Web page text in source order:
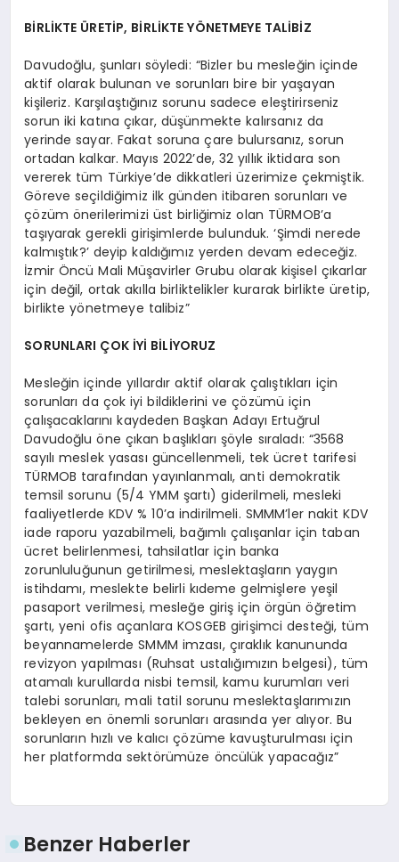
BİRLİKTE ÜRETİP, BİRLİKTE YÖNETMEYE TALİBİZ
Davudoğlu, şunları söyledi: “Bizler bu mesleğin içinde
aktif olarak bulunan ve sorunları bire bir yaşayan
kişileriz. Karşılaştığınız sorunu sadece eleştirirseniz
sorun iki katına çıkar, düşünmekte kalırsanız da
yerinde sayar. Fakat soruna çare bulursanız, sorun
ortadan kalkar. Mayıs 2022’de, 32 yıllık iktidara son
vererek tüm Türkiye’de dikkatleri üzerimize çekmiştik.
Göreve seçildiğimiz ilk günden itibaren sorunları ve
çözüm önerilerimizi üst birliğimiz olan TÜRMOB’a
taşıyarak gerekli girişimlerde bulunduk. ‘Şimdi nerede
kalmıştık?’ deyip kaldığımız yerden devam edeceğiz.
İzmir Öncü Mali Müşavirler Grubu olarak kişisel çıkarlar
için değil, ortak akılla birliktelikler kurarak birlikte üretip,
birlikte yönetmeye talibiz”
SORUNLARI ÇOK İYİ BİLİYORUZ
Mesleğin içinde yıllardır aktif olarak çalıştıkları için
sorunları da çok iyi bildiklerini ve çözümü için
çalışacaklarını kaydeden Başkan Adayı Ertuğrul
Davudoğlu öne çıkan başlıkları şöyle sıraladı: “3568
sayılı meslek yasası güncellenmeli, tek ücret tarifesi
TÜRMOB tarafından yayınlanmalı, anti demokratik
temsil sorunu (5/4 YMM şartı) giderilmeli, mesleki
faaliyetlerde KDV % 10’a indirilmeli. SMMM’ler nakit KDV
iade raporu yazabilmeli, bağımlı çalışanlar için taban
ücret belirlenmesi, tahsilatlar için banka
zorunluluğunun getirilmesi, meslektaşların yaygın
istihdamı, meslekte belirli kıdeme gelmişlere yeşil
pasaport verilmesi, mesleğe giriş için örgün öğretim
şartı, yeni ofis açanlara KOSGEB girişimci desteği, tüm
beyannamelerde SMMM imzası, çıraklık kanununda
revizyon yapılması (Ruhsat ustalığımızın belgesi), tüm
atamalı kurullarda nisbi temsil, kamu kurumları veri
talebi sorunları, mali tatil sorunu meslektaşlarımızın
bekleyen en önemli sorunları arasında yer alıyor. Bu
sorunların hızlı ve kalıcı çözüme kavuşturulması için
her platformda sektörümüze öncülük yapacağız”
Benzer Haberler